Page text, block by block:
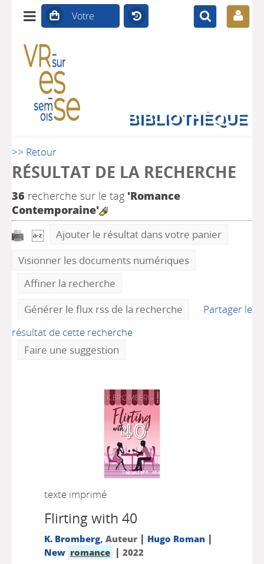
BIBLIOTHÈQUE
>> Retour
RÉSULTAT DE LA RECHERCHE
36 recherche sur le tag 'Romance
Contemporaine'
Ajouter le résultat dans votre panier
Visionner les documents numériques
Affiner la recherche
Générer le flux rss de la recherche
Partager le
résultat de cette recherche
Faire une suggestion
texte imprimé
Flirting with 40
K. Bromberg, Auteur | Hugo Roman |
New romance | 2022